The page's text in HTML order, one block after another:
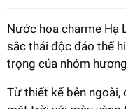
Nước hoa charme Hạ
sắc thái độc đáo thể
trọng của nhóm
Từ thiết kế bên ngoài,